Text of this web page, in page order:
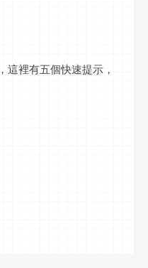
這裡有五個快速提示，